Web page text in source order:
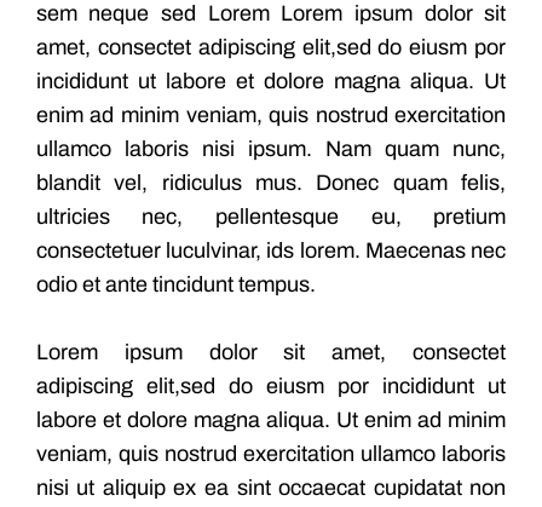
sem neque sed Lorem Lorem ipsum dolor sit
amet, consectet adipiscing elit,sed do eiusm por
incididunt ut labore et dolore magna aliqua. Ut
enim ad minim veniam, quis nostrud exercitation
ullamco laboris nisi ipsum. Nam quam nunc,
blandit vel, ridiculus mus. Donec quam felis,
ultricies nec, pellentesque eu, pretium
consectetuer luculvinar, ids lorem. Maecenas nec
odio et ante tincidunt tempus.
Lorem ipsum dolor sit amet, consectet
adipiscing elit,sed do eiusm por incididunt ut
labore et dolore magna aliqua. Ut enim ad minim
veniam, quis nostrud exercitation ullamco laboris
nisi ut aliquip ex ea sint occaecat cupidatat non